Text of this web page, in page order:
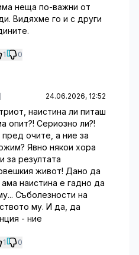
неща по-важни от
Видяхме го и с други
1 0
24.06.2026, 12:52
наистина ли питаш
опит?! Сериозно ли?!
очите, а ние за
Явно някои хора
за резултата
живот! Дано да
наистина е гадно да
Съболезности на
му. И да, да
- ние
1 0